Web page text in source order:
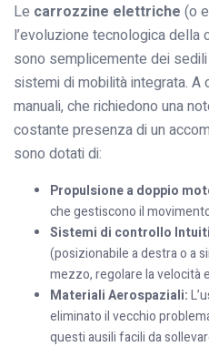
Le carrozzine elettriche (o
l’evoluzione tecnologica
sono semplicemente dei
sistemi di mobilità integrata.
manuali, che richiedono una
costante presenza di un
sono dotati di:
Propulsione a doppio
che gestiscono il
Sistemi di controllo
(posizionabile a destra o a
mezzo, regolare la velocità
Materiali Aerospaziali:
eliminato il vecchio
questi ausili facili da